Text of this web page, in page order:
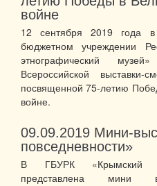
войне
12 сентября 2019 года
бюджетном учреждении
этнографический
Всероссийской
посвященной 75-летию
войне.
09.09.2019 Мини-
повседневности»
В ГБУРК «Крымский
представлена мини